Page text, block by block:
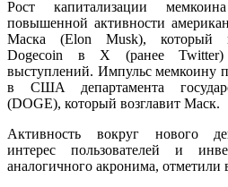
Рост капитализации
повышенной активности
Маска (Elon Musk), который
Dogecoin в X (ранее
выступлений. Импульс мемкоину
в США департамента
(DOGE), который возглавит Маск.
Активность вокруг нового
интерес пользователей и
аналогичного акронима, отметили